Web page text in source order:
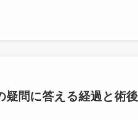
疑問に答える経過と術後